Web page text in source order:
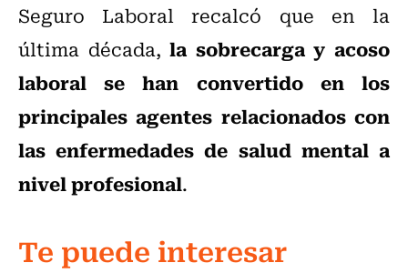
Seguro Laboral recalcó que en la
última década,la sobrecarga y acoso
laboral se han convertido en los
principales agentes relacionados con
las enfermedades de salud mental a
nivel profesional.
Te puede interesar